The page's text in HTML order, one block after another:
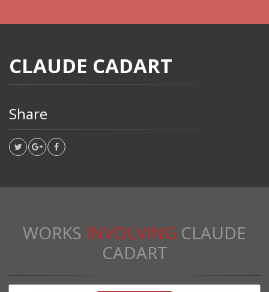
CLAUDE CADART
Share
WORKS INVOLVING CLAUDE
CADART